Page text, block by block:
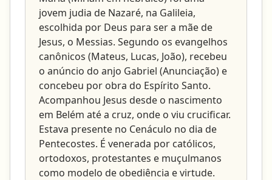
jovem judia de Nazaré, na Galileia,
escolhida por Deus para ser a mãe de
Jesus, o Messias. Segundo os evangelhos
canônicos (Mateus, Lucas, João), recebeu
o anúncio do anjo Gabriel (Anunciação) e
concebeu por obra do Espírito Santo.
Acompanhou Jesus desde o nascimento
em Belém até a cruz, onde o viu crucificar.
Estava presente no Cenáculo no dia de
Pentecostes. É venerada por católicos,
ortodoxos, protestantes e muçulmanos
como modelo de obediência e virtude.